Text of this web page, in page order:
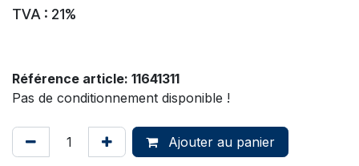
TVA : 21%
Référence article: 11641311
Pas de conditionnement disponible !
Ajouter au panier